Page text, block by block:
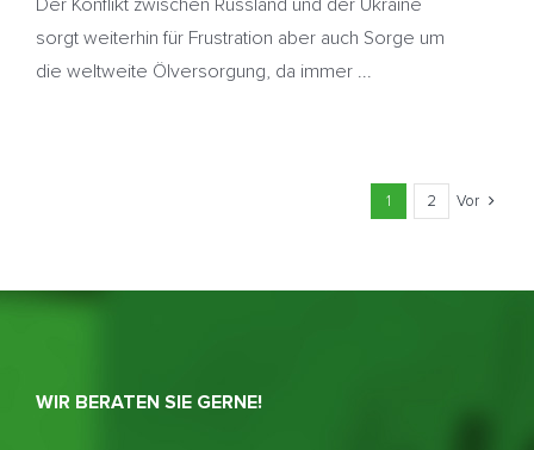
sorgt weiterhin für Frustration aber auch Sorge um
die weltweite Ölversorgung, da immer ...
1 2 Vor
WIR BERATEN SIE GERNE!